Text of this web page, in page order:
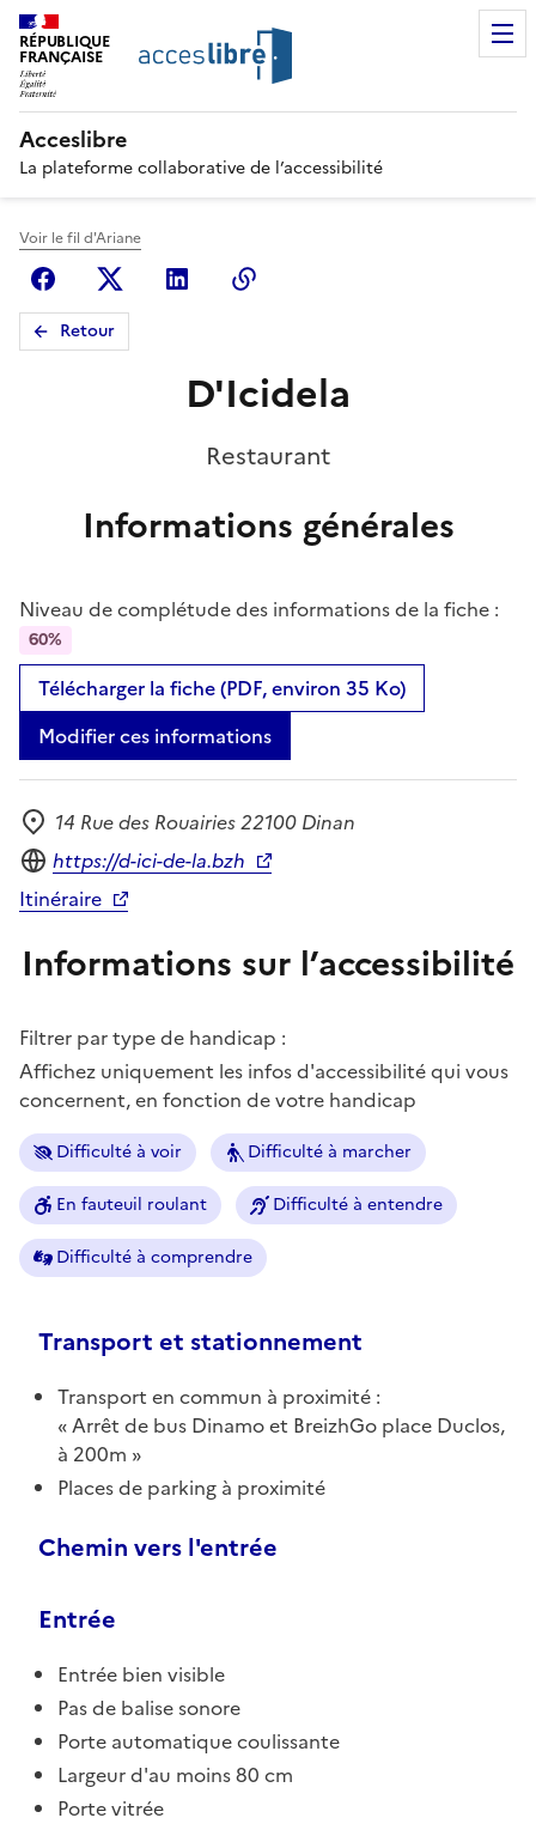
RÉPUBLIQUE
FRANÇAISE
Acceslibre
La plateforme collaborative de l’accessibilité
Voir le fil d'Ariane
FacebookX (anciennement Twitter)
Linkedin
Retour
D'Icidela
Restaurant
Informations générales
Niveau de complétude des informations de la fiche :
60%
Télécharger la fiche (PDF, environ 35 Ko)
Modifier ces informations
Adresse
14 Rue des Rouairies 22100 Dinan
Site internet
https://d-ici-de-la.bzh
Itinéraire
Informations sur l’accessibilité
Filtrer par type de handicap :
Affichez uniquement les infos d'accessibilité qui vous
concernent, en fonction de votre handicap
Difficulté à voir Difficulté à marcher
En fauteuil roulant Difficulté à entendre
Difficulté à comprendre
Transport et stationnement
Transport en commun à proximité :
Arrêt de bus Dinamo et BreizhGo place Duclos,
à 200m
Places de parking à proximité
Chemin vers l'entrée
Entrée
Entrée bien visible
Pas de balise sonore
Porte automatique coulissante
Largeur d'au moins 80 cm
Porte vitrée